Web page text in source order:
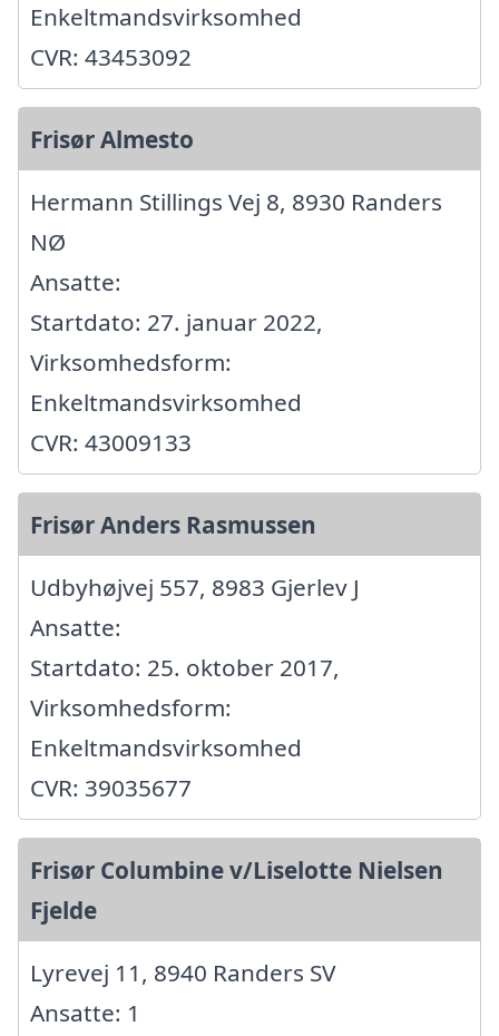
Enkeltmandsvirksomhed
CVR: 43453092
Frisør Almesto
Hermann Stillings Vej 8, 8930 Randers
NØ
Ansatte:
Startdato: 27. januar 2022,
Virksomhedsform:
Enkeltmandsvirksomhed
CVR: 43009133
Frisør Anders Rasmussen
Udbyhøjvej 557, 8983 Gjerlev J
Ansatte:
Startdato: 25. oktober 2017,
Virksomhedsform:
Enkeltmandsvirksomhed
CVR: 39035677
Frisør Columbine v/Liselotte Nielsen
Fjelde
Lyrevej 11, 8940 Randers SV
Ansatte: 1